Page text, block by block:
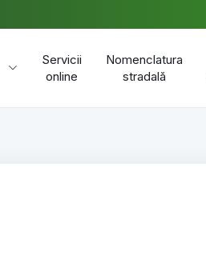
Servicii
online
Nomenclatura
stradală